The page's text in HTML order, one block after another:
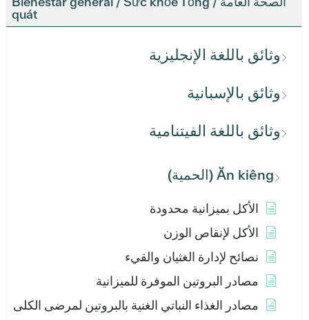
quát
وثائق باللغة الإنجليزية
وثائق بالإسبانية
وثائق باللغة الفيتنامية
Ăn kiêng (الحمية)
الأكل بميزانية محدودة
الأكل لإنقاص الوزن
نصائح لإدارة الغثيان والقيء
مصادر البروتين الموفرة للميزانية
مصادر الغذاء النباتي الغنية بالبروتين لمرضى الكلى